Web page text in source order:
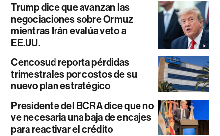
Trump dice que avanzan las
negociaciones sobre Ormuz
mientras Irán evalúa veto a
EE.UU.
Cencosud reporta pérdidas
trimestrales por costos de su
nuevo plan estratégico
Presidente del BCRA dice que no
ve necesaria una baja de encajes
para reactivar el crédito